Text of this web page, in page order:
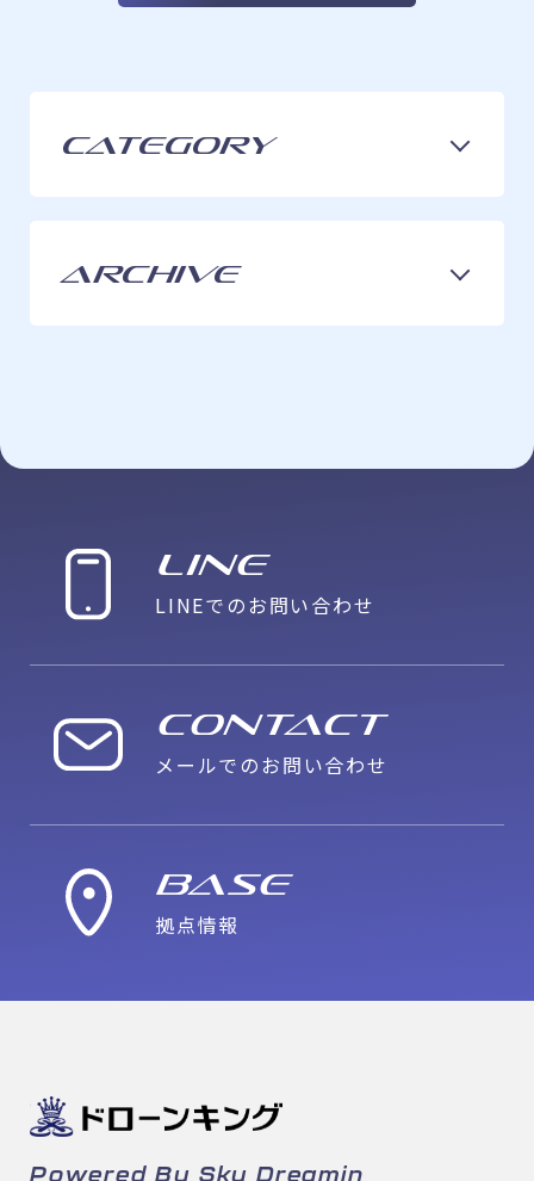
Category
ARCHIVE
LINE
LINEでのお問い合わせ
CONTACT
メールでのお問い合わせ
Base
拠点情報
Powered By Sky Dreamin